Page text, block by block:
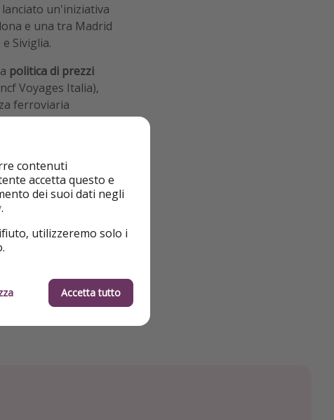
un'iniziativa
e una tra Madrid
Siviglia.
politica di prezzi
Voyages Italia),
ferroviaria
strategiche.
contenuti
accetta questo e
dei suoi dati negli
.
utilizzeremo solo i
Accetta tutto